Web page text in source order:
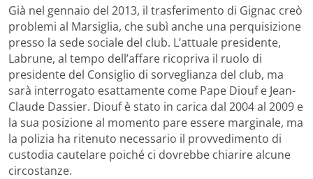
Già nel gennaio del 2013, il trasferimento di Gignac creò
problemi al Marsiglia, che subì anche una perquisizione
presso la sede sociale del club. L’attuale presidente,
Labrune, al tempo dell’affare ricopriva il ruolo di
presidente del Consiglio di sorveglianza del club, ma
sarà interrogato esattamente come Pape Diouf e Jean-
Claude Dassier. Diouf è stato in carica dal 2004 al 2009 e
la sua posizione al momento pare essere marginale, ma
la polizia ha ritenuto necessario il provvedimento di
custodia cautelare poiché ci dovrebbe chiarire alcune
circostanze.